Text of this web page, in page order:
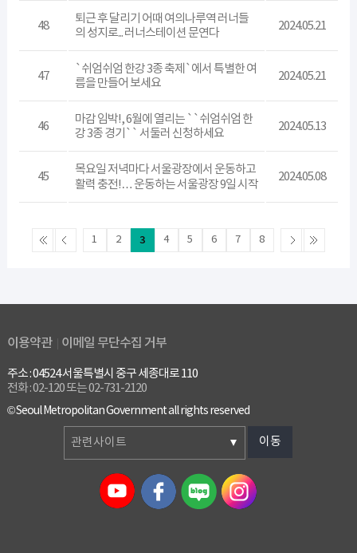
48
퇴근 후 달리기 어때 여의나루역 러너들
의 성지로... 러너스테이션 문연다
2024.05.21
47
`쉬엄쉬엄 한강 3종 축제`에서 특별한 여
름을 만들어 보세요
2024.05.21
46
마감 임박!, 6월에 열리는 ``쉬엄쉬엄 한
강 3종 경기`` 서둘러 신청하세요
2024.05.13
45
목요일 저녁마다 서울광장에서 운동하고
활력 충전!… 운동하는 서울광장 9일 시작
2024.05.08
1 2 3 4 5 6 7 8
이용약관 이메일 무단수집 거부
주소 : 04524 서울특별시 중구 세종대로 110
전화 : 02-120 또는 02-731-2120
© Seoul Metropolitan Government all rights reserved
관련사이트 이동